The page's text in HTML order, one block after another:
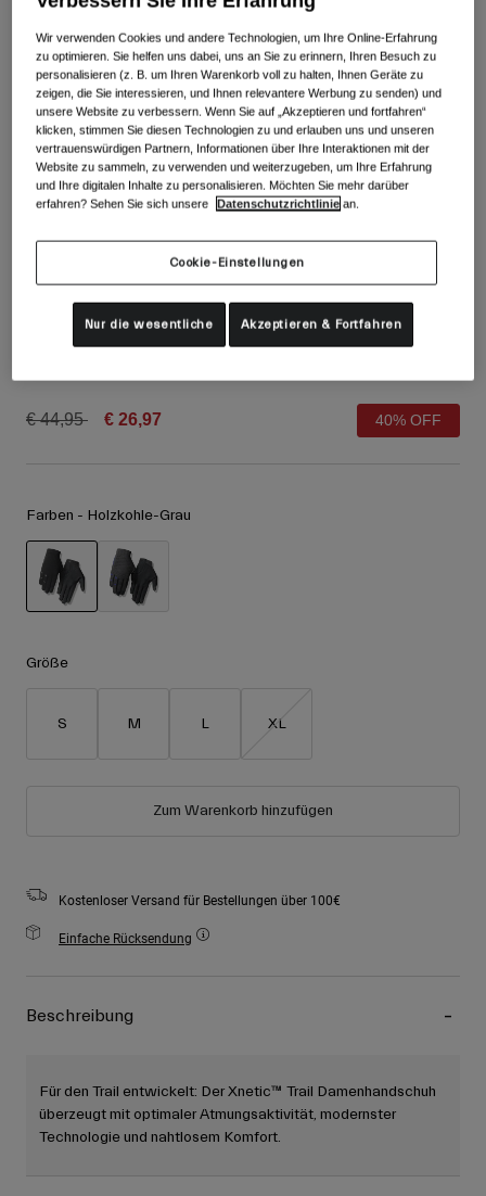
Schuhe
Rennrad Schuhe
Mountainbike Schuhe
Gravel Schuhe
Alle anzeigen
Bekleidung
Goggles
Handschuhe
Ersatzteile
Schutzbrillen
Ski
Snowboard
Mit austauschbaren Gläsern
Damen
Alle anzeigen
Alle anzeigen
Verwendungszweck
Xnetic Trail Handschuhe für Damen
Price reduced from
€ 44,95to € 26,97 40% OFF
Farben - Holzkohle-Grau
Größe
S M L XL
Zum Warenkorb hinzufügen
Kostenloser Versand für Bestellungen über 100€
Einfache Rücksendung
Beschreibung
Für den Trail entwickelt: Der Xnetic™ Trail Damenhandschuh
überzeugt mit optimaler Atmungsaktivität, modernster
Technologie und nahtlosem Komfort.
Wir verwenden Cookies und andere Technologien, um Ihre Online-Erfahrung
zu optimieren. Sie helfen uns dabei, uns an Sie zu erinnern, Ihren Besuch zu
personalisieren (z. B. um Ihren Warenkorb voll zu halten, Ihnen Geräte zu
zeigen, die Sie interessieren, und Ihnen relevantere Werbung zu senden) und
unsere Website zu verbessern. Wenn Sie auf „Akzeptieren und fortfahren“
klicken, stimmen Sie diesen Technologien zu und erlauben uns und unseren
vertrauenswürdigen Partnern, Informationen über Ihre Interaktionen mit der
Website zu sammeln, zu verwenden und weiterzugeben, um Ihre Erfahrung
und Ihre digitalen Inhalte zu personalisieren. Möchten Sie mehr darüber
erfahren? Sehen Sie sich unsere
Datenschutzrichtlinie an.
Cookie-Einstellungen
Nur die wesentliche Akzeptieren & Fortfahren